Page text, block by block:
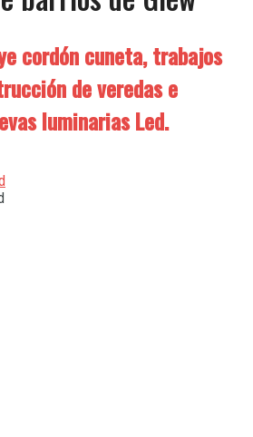
cordón cuneta, trabajos
de veredas e
luminarias Led.